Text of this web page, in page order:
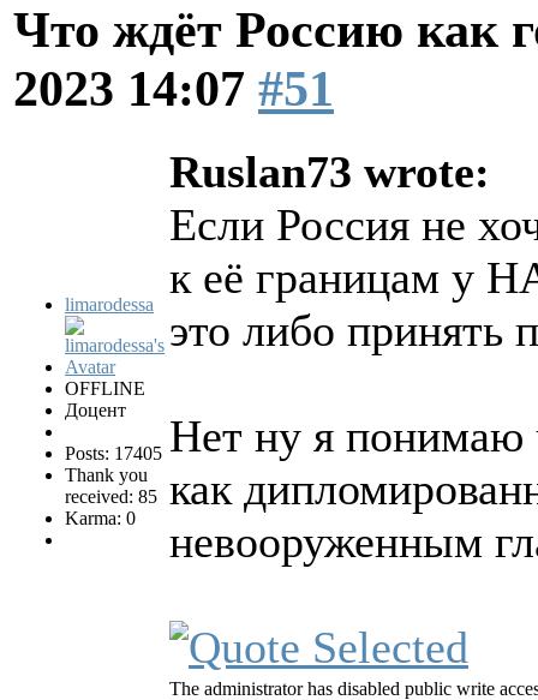
Что ждёт Россию как
2023 14:07 #51
limarodessa
OFFLINE
Доцент
Posts: 17405
Thank you
received: 85
Karma: 0
Ruslan73 wrote:
Если Россия не
к её границам у
это либо принять
Нет ну я понимаю
как
невооруженным
The administrator has disabled public write